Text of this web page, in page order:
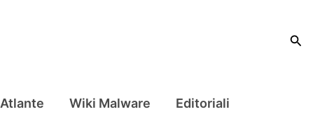
Cerca
Atlante Wiki Malware Editoriali